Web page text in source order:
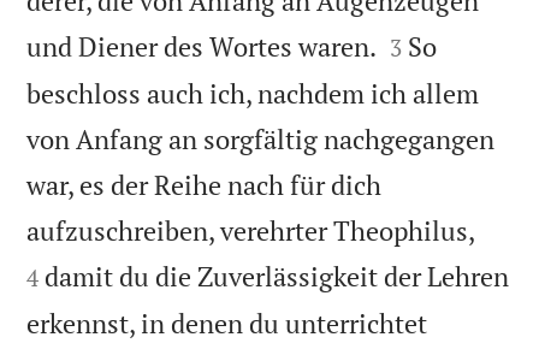
und Diener des Wortes waren. 

3 So
beschloss auch ich, nachdem ich allem
von Anfang an sorgfältig nachgegangen
war, es der Reihe nach für dich
aufzuschreiben, verehrter Theophilus,
4 damit du die Zuverlässigkeit der Lehren
erkennst, in denen du unterrichtet